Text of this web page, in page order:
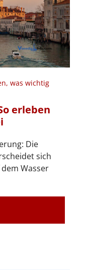
was wichtig
erleben
Die
sich
Wasser